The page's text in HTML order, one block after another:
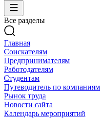
Все разделы
Главная
Соискателям
Предпринимателям
Работодателям
Студентам
Путеводитель по компаниям
Рынок труда
Новости сайта
Календарь мероприятий